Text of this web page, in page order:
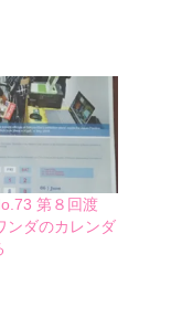
第８回渡
ンダのカレンダ